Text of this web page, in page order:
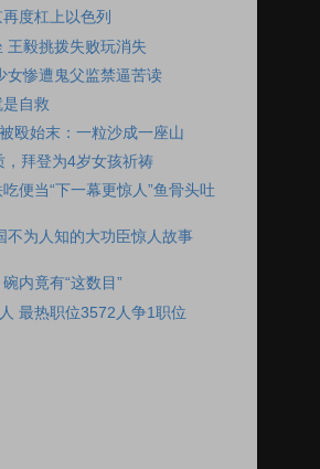
度杠上以色列
王毅挑拨失败玩消失
女惨遭鬼父监禁逼苦读
自救
殴始末：一粒沙成一座山
，拜登为4岁女孩祈祷
便当“下一幕更惊人”鱼骨头吐
不为人知的大功臣惊人故事
内竟有“这数目”
最热职位3572人争1职位